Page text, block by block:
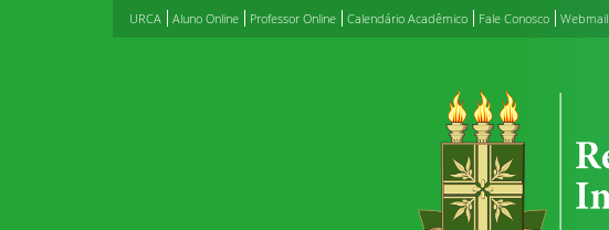
URCA Aluno Online Professor Online Calendário Acadêmico Fale Conosco Webmail